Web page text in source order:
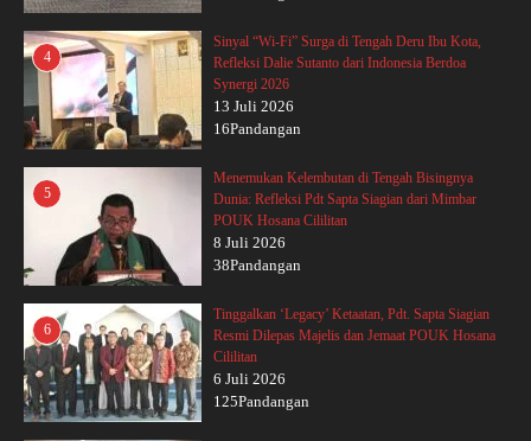
4
Sinyal “Wi-Fi” Surga di Tengah Deru Ibu Kota,
Refleksi Dalie Sutanto dari Indonesia Berdoa
Synergi 2026
13 Juli 2026
16Pandangan
5
Menemukan Kelembutan di Tengah Bisingnya
Dunia: Refleksi Pdt Sapta Siagian dari Mimbar
POUK Hosana Cililitan
8 Juli 2026
38Pandangan
6
Tinggalkan ‘Legacy’ Ketaatan, Pdt. Sapta Siagian
Resmi Dilepas Majelis dan Jemaat POUK Hosana
Cililitan
6 Juli 2026
125Pandangan